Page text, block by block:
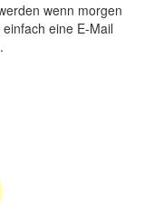
wenn morgen
eine E-Mail